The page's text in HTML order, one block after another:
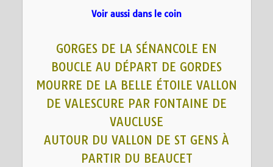
Voir aussi dans le coin
GORGES DE LA SÉNANCOLE EN
BOUCLE AU DÉPART DE GORDES
MOURRE DE LA BELLE ÉTOILE VALLON
DE VALESCURE PAR FONTAINE DE
VAUCLUSE
AUTOUR DU VALLON DE ST GENS À
PARTIR DU BEAUCET